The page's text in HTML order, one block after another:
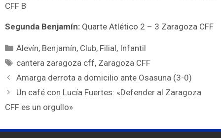
CFF B
Segunda Benjamín: Quarte Atlético 2 – 3 Zaragoza CFF
Alevín, Benjamín, Club, Filial, Infantil
cantera zaragoza cff, Zaragoza CFF
Amarga derrota a domicilio ante Osasuna (3-0)
Un café con Lucía Fuertes: «Defender al Zaragoza
CFF es un orgullo»